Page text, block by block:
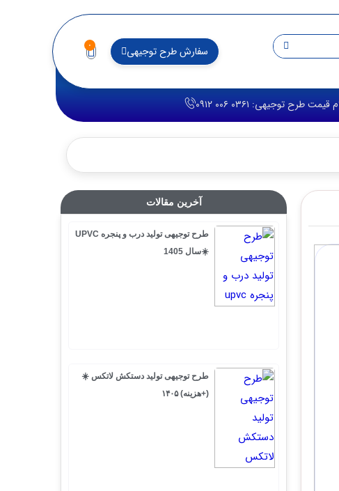
سفارش طرح توجیهی
توجیهی: ۰۳۶۱ ۰۰۶ ۰۹۱۲
آخرین مقالات
طرح توجیهی تولید درب و پنجره UPVC
☀️سال 1405
طرح توجیهی تولید دستکش لاتکس ☀️
(+هزینه) ۱۴۰۵